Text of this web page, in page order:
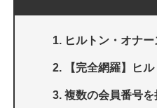
ヒルトン・オナ
【完全網羅】ヒ
複数の会員番号